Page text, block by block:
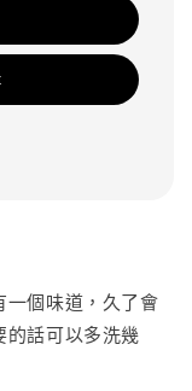
一個味道，久了會
的話可以多洗幾